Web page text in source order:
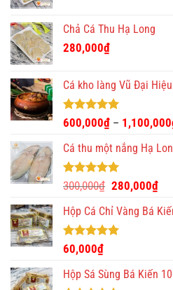
Chả Cá Thu Hạ Long
280,000₫
Cá kho làng Vũ Đại
Được xếp
hạng
4.93
5 sao
600,000₫ – 1,100,000
Cá thu một nắng Hạ
Được xếp
hạng
5.00
5 sao
300,000₫ Giá
là:
300,000₫.
280,000₫Giá
tại
Hộp Cá Chỉ Vàng Bá
Được xếp
hạng
5.00
5 sao
60,000₫
Hộp Sá Sùng Bá Kiến